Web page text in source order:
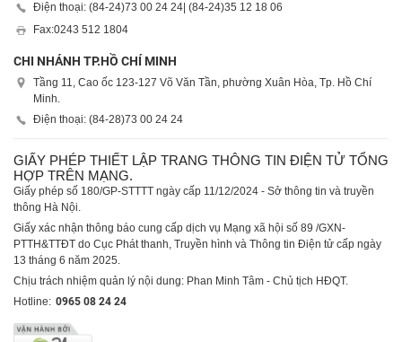
Điện thoại: (84-24)73 00 24 24 | (84-24)35 12 18 06
Fax:0243 512 1804
CHI NHÁNH TP.HỒ CHÍ MINH
Tầng 11, Cao ốc 123-127 Võ Văn Tần, phường Xuân Hòa, Tp. Hồ Chí
Minh.
Điện thoại: (84-28)73 00 24 24
GIẤY PHÉP THIẾT LẬP TRANG THÔNG TIN ĐIỆN TỬ TỔNG
HỢP TRÊN MẠNG.
Giấy phép số 180/GP-STTTT ngày cấp 11/12/2024 - Sở thông tin và truyền
thông Hà Nội.
Giấy xác nhận thông báo cung cấp dịch vụ Mạng xã hội số 89 /GXN-
PTTH&TTĐT do Cục Phát thanh, Truyền hình và Thông tin Điện tử cấp ngày
13 tháng 6 năm 2025.
Chịu trách nhiệm quản lý nội dung: Phan Minh Tâm - Chủ tịch HĐQT.
Hotline: 0965 08 24 24